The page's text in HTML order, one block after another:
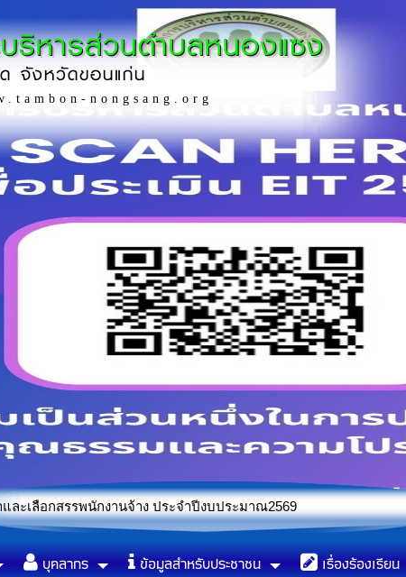
ริหารส่วนตำบลหนองแซง
จังหวัดขอนแก่น
nongsang.org
ญญัติองค์การบริหารส่วนตำบลหนองแซง เรื่องจัดการมูลฝอยทั่วไป
นักงานจ้าง ประจำปีงบประมาณ2569
บุคลากร ข้อมูลสำหรับประชาชน เรื่องร้องเรียน